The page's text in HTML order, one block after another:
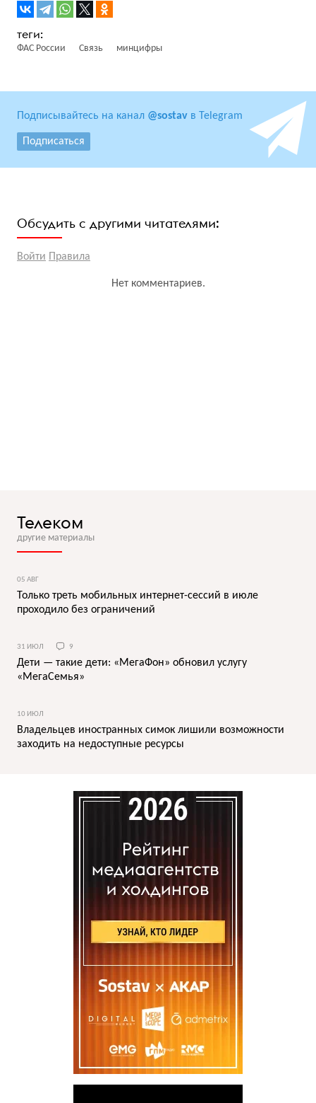
ФАС России Связь минцифры
Подписывайтесь на канал @sostav в Telegram
Подписаться
Обсудить с другими читателями:
Войти Правила
Нет комментариев.
Телеком
другие материалы
05 АВГ
Только треть мобильных интернет-сессий в июле
проходило без ограничений
31 ИЮЛ 9
Дети — такие дети: «МегаФон» обновил услугу
«МегаСемья»
10 ИЮЛ
Владельцев иностранных симок лишили возможности
заходить на недоступные ресурсы